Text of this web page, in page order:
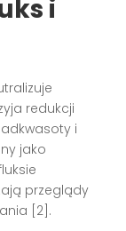
i
redukcji
i
jako
przeglądy
[2].